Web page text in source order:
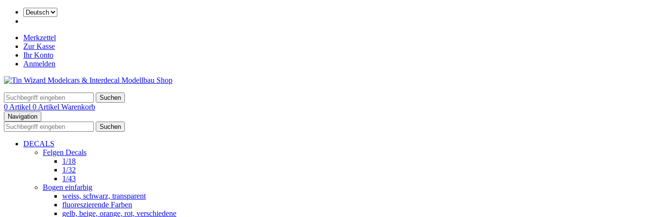
Merkzettel
Zur Kasse
Ihr Konto
Anmelden
Suchen
0 Artikel 0 Artikel Warenkorb
Navigation
Suchen
DECALS
Felgen Decals
1/18
1/32
1/43
Bogen einfarbig
weiss, schwarz, transparent
fluoreszierende Farben
gelb, beige, orange, rot, verschiedene